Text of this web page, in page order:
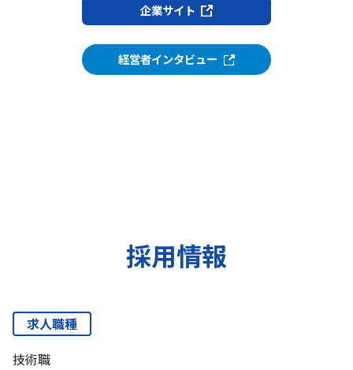
企業サイト
経営者インタビュー
採用情報
求人職種
技術職